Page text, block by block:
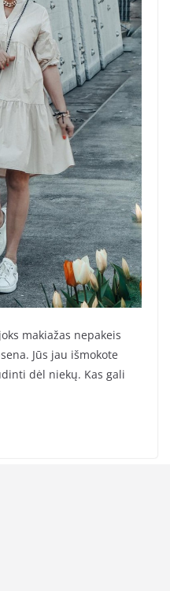
makiažas nepakeis
Jūs jau išmokote
dėl niekų. Kas gali